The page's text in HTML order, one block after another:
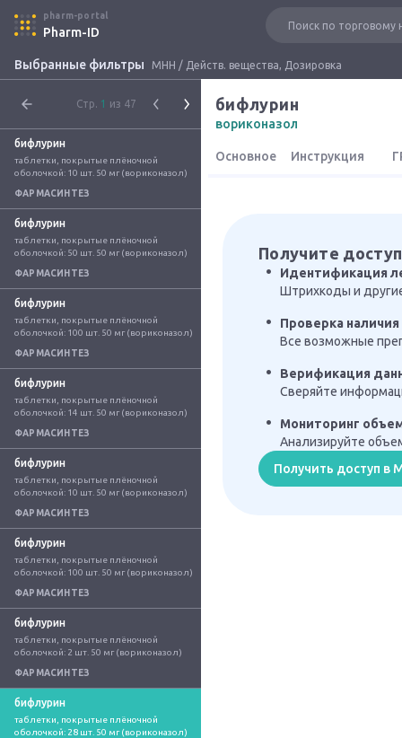
pharm-portal
Pharm-ID
Выбранные фильтры МНН / Действ. вещества, Дозировка
Стр. 1 из 47
бифлурин
таблетки, покрытые плёночной
оболочкой: 10 шт. 50 мг (вориконазол)
ФАРМАСИНТЕЗ
бифлурин
таблетки, покрытые плёночной
оболочкой: 50 шт. 50 мг (вориконазол)
ФАРМАСИНТЕЗ
бифлурин
таблетки, покрытые плёночной
оболочкой: 100 шт. 50 мг (вориконазол)
ФАРМАСИНТЕЗ
бифлурин
таблетки, покрытые плёночной
оболочкой: 14 шт. 50 мг (вориконазол)
ФАРМАСИНТЕЗ
бифлурин
таблетки, покрытые плёночной
оболочкой: 10 шт. 50 мг (вориконазол)
ФАРМАСИНТЕЗ
бифлурин
таблетки, покрытые плёночной
оболочкой: 100 шт. 50 мг (вориконазол)
ФАРМАСИНТЕЗ
бифлурин
таблетки, покрытые плёночной
оболочкой: 2 шт. 50 мг (вориконазол)
ФАРМАСИНТЕЗ
бифлурин
таблетки, покрытые плёночной
оболочкой: 28 шт. 50 мг (вориконазол)
бифлурин
вориконазол
Основное Инструкция
Получите
Идентификация
Штрихкоды и
Проверка
Все возможные
Верификация
Сверяйте
Мониторинг
Анализируйте
Получить доступ в